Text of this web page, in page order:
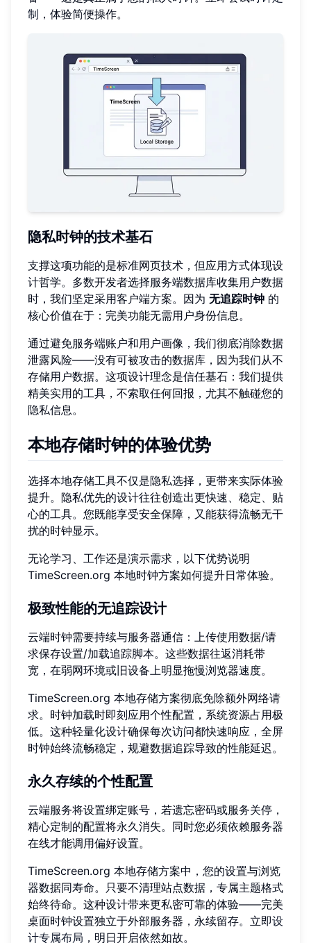
制 ，体验简便操作。
隐私时钟的技术基石
支撑这项功能的是标准网页技术，但应用方式体现设
计哲学。多数开发者选择服务端数据库收集用户数据
时，我们坚定采用客户端方案。因为 无追踪时钟 的
核心价值在于：完美功能无需用户身份信息。
通过避免服务端账户和用户画像，我们彻底消除数据
泄露风险——没有可被攻击的数据库，因为我们从不
存储用户数据。这项设计理念是信任基石：我们提供
精美实用的工具，不索取任何回报，尤其不触碰您的
隐私信息。
本地存储时钟的体验优势
选择本地存储工具不仅是隐私选择，更带来实际体验
提升。隐私优先的设计往往创造出更快速、稳定、贴
心的工具。您既能享受安全保障，又能获得流畅无干
扰的时钟显示。
无论学习、工作还是演示需求，以下优势说明
TimeScreen.org 本地时钟方案如何提升日常体验。
极致性能的无追踪设计
云端时钟需要持续与服务器通信：上传使用数据/请
求保存设置/加载追踪脚本。这些数据往返消耗带
宽，在弱网环境或旧设备上明显拖慢浏览器速度。
TimeScreen.org 本地存储方案彻底免除额外网络请
求。时钟加载时即刻应用个性配置，系统资源占用极
低。这种轻量化设计确保每次访问都快速响应，全屏
时钟始终流畅稳定，规避数据追踪导致的性能延迟。
永久存续的个性配置
云端服务将设置绑定账号，若遗忘密码或服务关停，
精心定制的配置将永久消失。同时您必须依赖服务器
在线才能调用偏好设置。
TimeScreen.org 本地存储方案中，您的设置与浏览
器数据同寿命。只要不清理站点数据，专属主题格式
始终待命。这种设计带来更私密可靠的体验——完美
桌面时钟设置独立于外部服务器，永续留存。立即设
计专属布局 ，明日开启依然如故。